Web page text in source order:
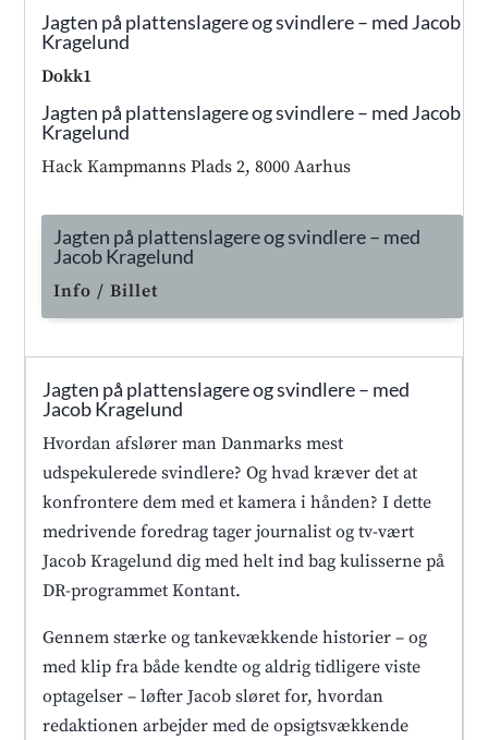
Jagten på plattenslagere og svindlere – med Jacob
Kragelund
Dokk1
Jagten på plattenslagere og svindlere – med Jacob
Kragelund
Hack Kampmanns Plads 2, 8000 Aarhus
Jagten på plattenslagere og svindlere – med
Jacob Kragelund
Info / Billet
Jagten på plattenslagere og svindlere – med
Jacob Kragelund
Hvordan afslører man Danmarks mest
udspekulerede svindlere? Og hvad kræver det at
konfrontere dem med et kamera i hånden? I dette
medrivende foredrag tager journalist og tv-vært
Jacob Kragelund dig med helt ind bag kulisserne på
DR-programmet Kontant.
Gennem stærke og tankevækkende historier – og
med klip fra både kendte og aldrig tidligere viste
optagelser – løfter Jacob sløret for, hvordan
redaktionen arbejder med de opsigtsvækkende